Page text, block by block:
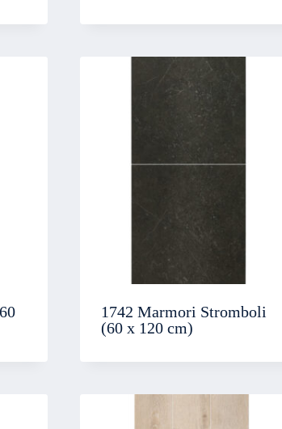
1742 Marmori Stromboli
(60 x 120 cm)